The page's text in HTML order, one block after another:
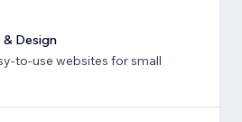
Design
to-use websites for small